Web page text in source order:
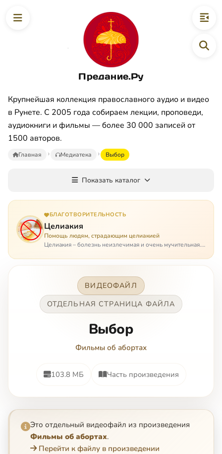
Предание.Ру
Крупнейшая коллекция православного аудио и видео
в Рунете. С 2005 года собираем лекции, проповеди,
аудиокниги и фильмы — более 30 000 записей от
1500 авторов.
Главная Медиатека Выбор
Показать каталог
БЛАГОТВОРИТЕЛЬНОСТЬ
Целиакия
Помощь людям, страдающим целиакией
Целиакия – болезнь неизлечимая и очень мучительная.
целиакией страдает в одиночестве, не представляя
ВИДЕОФАЙЛ
ОТДЕЛЬНАЯ СТРАНИЦА ФАЙЛА
Выбор
Фильмы об абортах
103.8 МБ Часть произведения
Это отдельный видеофайл из произведения
Фильмы об абортах.
Перейти к файлу в произведении